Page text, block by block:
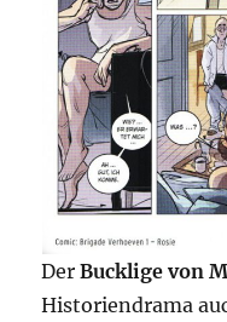
DerBucklige von
Historiendrama